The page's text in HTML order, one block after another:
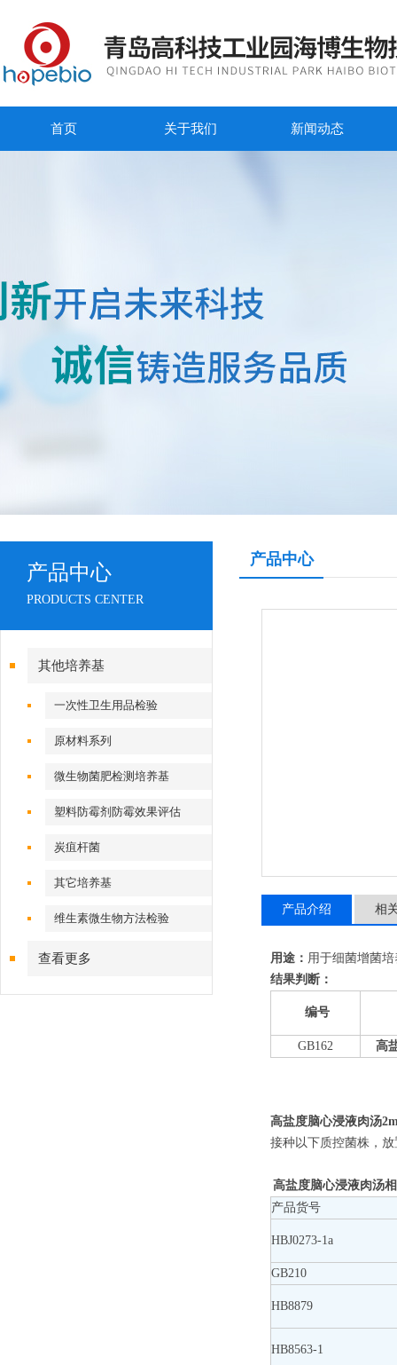
首页 关于我们 新闻动态
产品中心
PRODUCTS CENTER
其他培养基
一次性卫生用品检验
原材料系列
微生物菌肥检测培养基
塑料防霉剂防霉效果评估
炭疽杆菌
其它培养基
维生素微生物方法检验
查看更多
产品中心
产品介绍 相
用途： 用于细菌增菌培
结果判断：
编号
GB162 高
高盐度脑心浸液肉汤
接种以下质控菌株，
高盐度脑心浸液肉汤
产品货号
HBJ0273-1a
GB210
HB8879
HB8563-1